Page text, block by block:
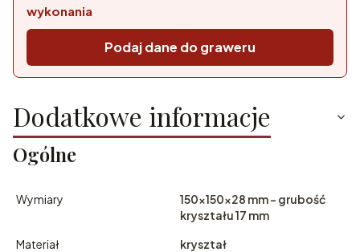
wykonania
Podaj dane do graweru
Dodatkowe informacje
Ogólne
Wymiary
150x150x28 mm - grubość
kryształu 17 mm
Materiał
kryształ